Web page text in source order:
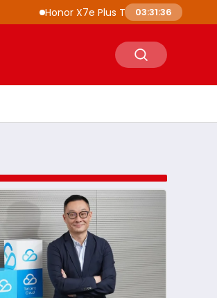
Honor X7e Plus Tanıtıldı 8100 mAh
03:31:37